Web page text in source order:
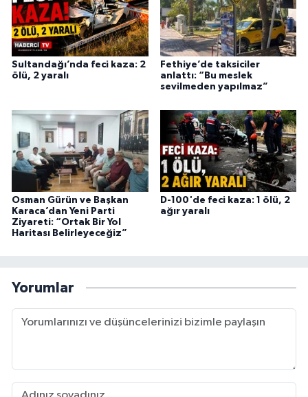
Sultandağı’nda feci kaza: 2
ölü, 2 yaralı
Fethiye’de taksiciler
anlattı: “Bu meslek
sevilmeden yapılmaz”
Osman Gürün ve Başkan
Karaca’dan Yeni Parti
Ziyareti: “Ortak Bir Yol
Haritası Belirleyeceğiz”
D-100'de feci kaza: 1 ölü, 2
ağır yaralı
Yorumlar